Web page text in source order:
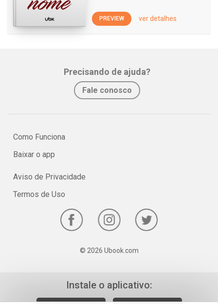
PREVIEW ver detalhes
Precisando de ajuda?
Fale conosco
Como Funciona
Baixar o app
Aviso de Privacidade
Termos de Uso
© 2026 Ubook.com
Instale o aplicativo: